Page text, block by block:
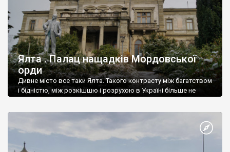
Ялта . Палац нащадків Мордовської
орди
Дивне місто все таки Ялта. Такого контрасту між багатством
і бідністю, між розкішшю і розрухою в Україні більше не